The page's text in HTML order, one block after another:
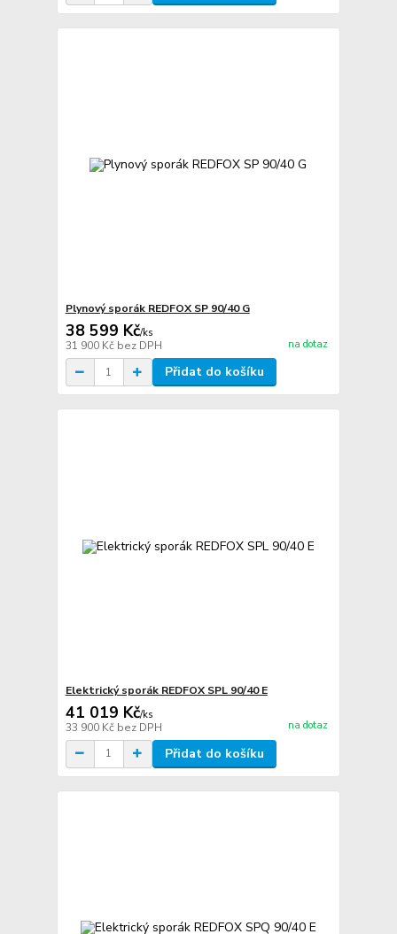
Plynový sporák REDFOX SP 90/40 G
38 599 Kč/ks
31 900 Kč bez DPH na dotaz
Přidat do košíku
Elektrický sporák REDFOX SPL 90/40 E
41 019 Kč/ks
33 900 Kč bez DPH na dotaz
Přidat do košíku